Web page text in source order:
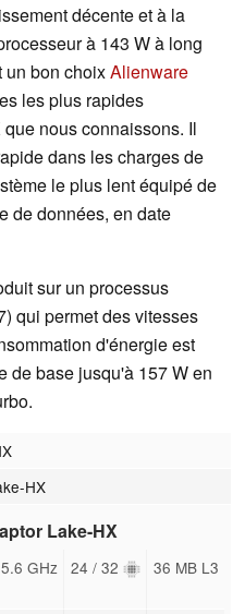
décente et à la
à 143 W à long
un bon choixAlienware
les plus rapides
nous connaissons. Il
dans les charges de
le plus lent équipé de
de données, en date
sur un processus
qui permet des vitesses
d'énergie est
de base jusqu'à 157 W en
HX
Lake-HX
GHz 24 / 32 36 MB L3